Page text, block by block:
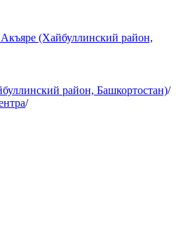
(Хайбуллинский район,
район, Башкортостан)/
/